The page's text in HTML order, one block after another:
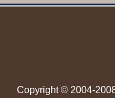
Copyright © 2004-